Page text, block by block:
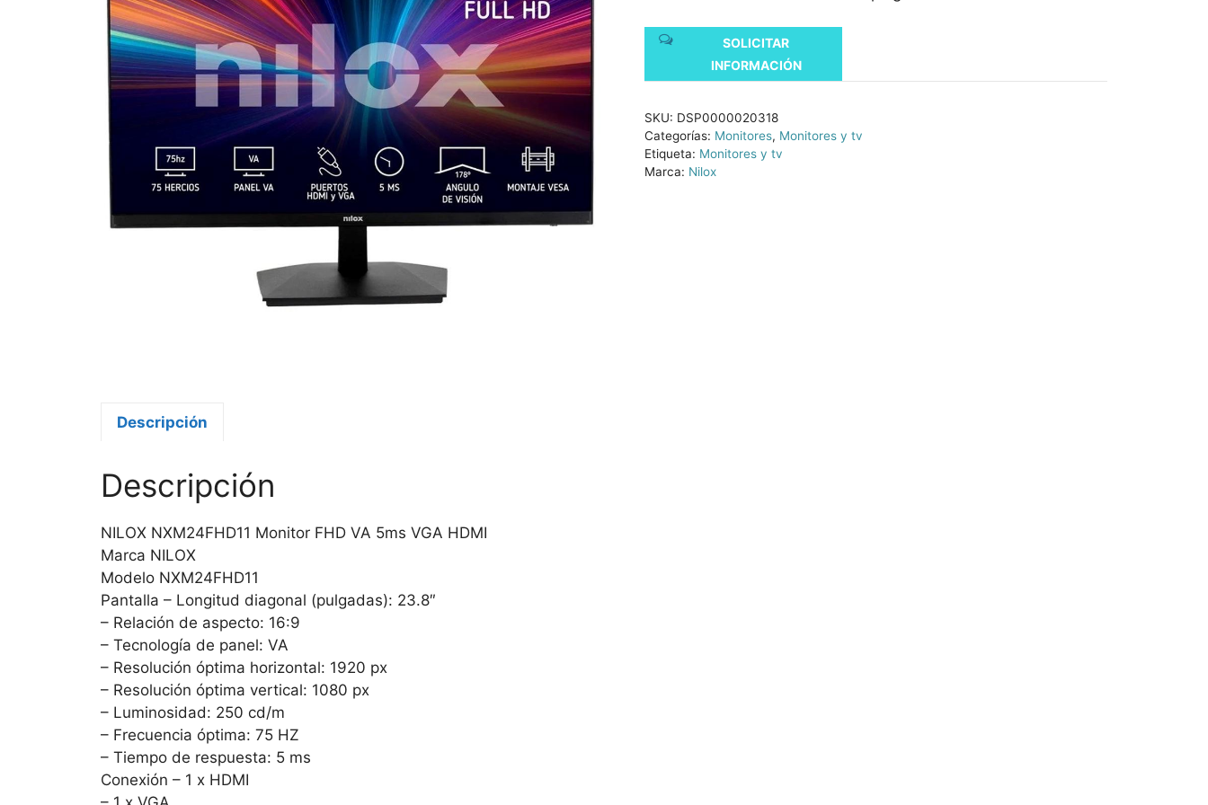
SOLICITAR
INFORMACIÓN
SKU: DSP0000020318
Categorías: Monitores, Monitores y tv
Etiqueta: Monitores y tv
Marca: Nilox
Descripción
Descripción
NILOX NXM24FHD11 Monitor FHD VA 5ms VGA HDMI
Marca NILOX
Modelo NXM24FHD11
Pantalla – Longitud diagonal (pulgadas): 23.8″
– Relación de aspecto: 16:9
– Tecnología de panel: VA
– Resolución óptima horizontal: 1920 px
– Resolución óptima vertical: 1080 px
– Luminosidad: 250 cd/m
– Frecuencia óptima: 75 HZ
– Tiempo de respuesta: 5 ms
Conexión – 1 x HDMI